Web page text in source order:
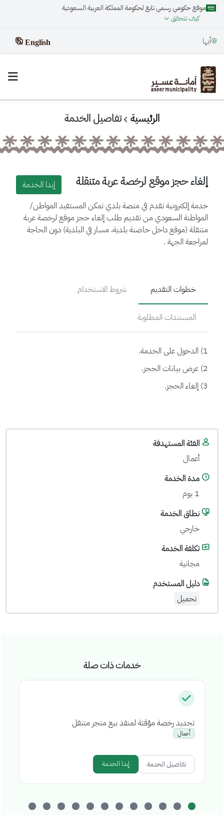
موقع حكومي رسمي تابع لحكومة المملكة العربية السعودية
كيف تتحقق
أبها English
الرئيسية تفاصيل الخدمة
إلغاء حجز موقع لرخصة عربة متنقلة
إبدا الخدمة
خدمة إلكترونية تقدم في منصة بلدي تمكن المستفيد المواطن/
المواطنة السعودي من تقديم طلب إلغاء حجز موقع لرخصة عربة
متنقلة (موقع داخل حاضنة بلدية، مسار في البلدية) دون الحاجة
لمراجعة الجهة .
خطوات التقديم شروط الاستخدام
المستندات المطلوبة
1) الدخول على الخدمة.
2) عرض بيانات الحجز.
3) إلغاء الحجز.
الفئة المستهدفة
أعمال
مدة الخدمة
1 يوم
نطاق الخدمة
خارجي
تكلفة الخدمة
مجانية
دليل المستخدم
تحميل
خدمات ذات صلة
تجديد رخصة مؤقتة لمنفذ بيع متجر متنقل
أعمال
تفاصيل الخدمة إبدا الخدمة